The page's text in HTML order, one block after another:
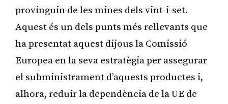
provinguin de les mines dels vint-i-set.
Aquest és un dels punts més rellevants que
ha presentat aquest dijous la Comissió
Europea en la seva estratègia per assegurar
el subministrament d’aquests productes i,
alhora, reduir la dependència de la UE de